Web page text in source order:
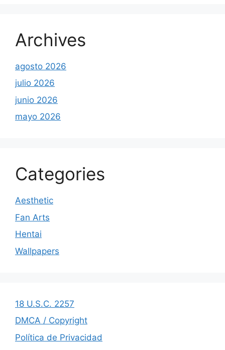
Archives
agosto 2026
julio 2026
junio 2026
mayo 2026
Categories
Aesthetic
Fan Arts
Hentai
Wallpapers
18 U.S.C. 2257
DMCA / Copyright
Política de Privacidad